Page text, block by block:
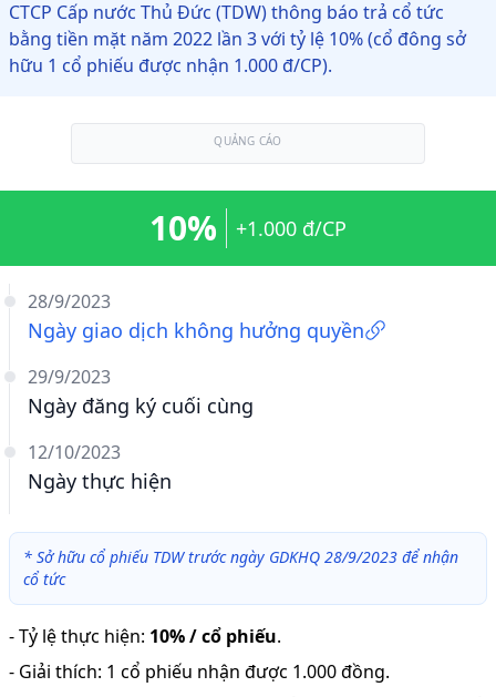
CTCP Cấp nước Thủ Đức (TDW) thông báo trả cổ tức
bằng tiền mặt năm 2022 lần 3 với tỷ lệ 10% (cổ đông sở
hữu 1 cổ phiếu được nhận 1.000 đ/CP).
QUẢNG CÁO
28/9/2023
Ngày giao dịch không hưởng quyền
29/9/2023
Ngày đăng ký cuối cùng
12/10/2023
Ngày thực hiện
10% +1.000 đ/CP
* Sở hữu cổ phiếu TDW trước ngày GDKHQ 28/9/2023 để nhận
cổ tức
-Tỷ lệ thực hiện: 10% / cổ phiếu.
- Giải thích: 1 cổ phiếu nhận được 1.000 đồng.